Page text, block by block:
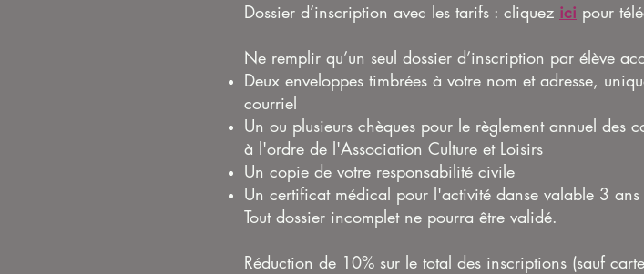
Dossier d’inscription avec les tarifs : cliquez ici pour
Ne remplir qu’un seul dossier d’inscription par élève
Deux enveloppes timbrées à votre nom et adresse,
courriel
Un ou plusieurs chèques pour le règlement annuel des
à l'ordre de l'Association Culture et Loisirs
Un copie de votre responsabilité civile
Un certificat médical pour l'activité danse valable 3 ans
Tout dossier incomplet ne pourra être validé.
Réduction de 10% sur le total des inscriptions (sauf